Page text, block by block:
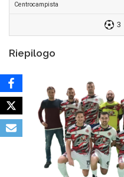
Centrocampista
3
Riepilogo